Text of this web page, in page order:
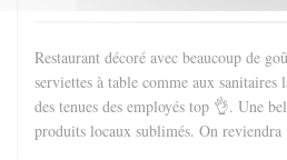
Restaurant décoré avec beaucoup de
serviettes à table comme aux
des tenues des employés top 👌. Une
produits locaux sublimés. On reviendra